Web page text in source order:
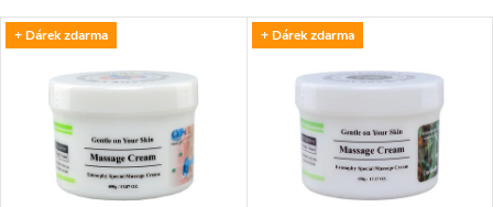
a
Nejprodávanější
Abecedně
V
+ Dárek zdarma + Dárek zdarma